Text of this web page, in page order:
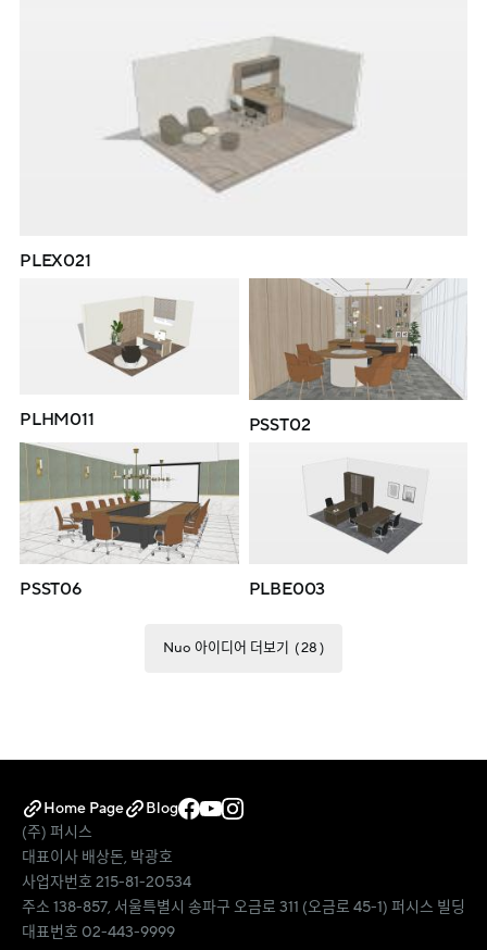
PLEX021
PLHM011 PSST02
PSST06 PLBE003
Nuo 아이디어 더보기 28
(주) 퍼시스
대표이사 배상돈, 박광호
사업자번호 215-81-20534
주소 138-857, 서울특별시 송파구 오금로 311 (오금로 45-1) 퍼시스 빌딩
대표번호 02-443-9999
Home Page Blog